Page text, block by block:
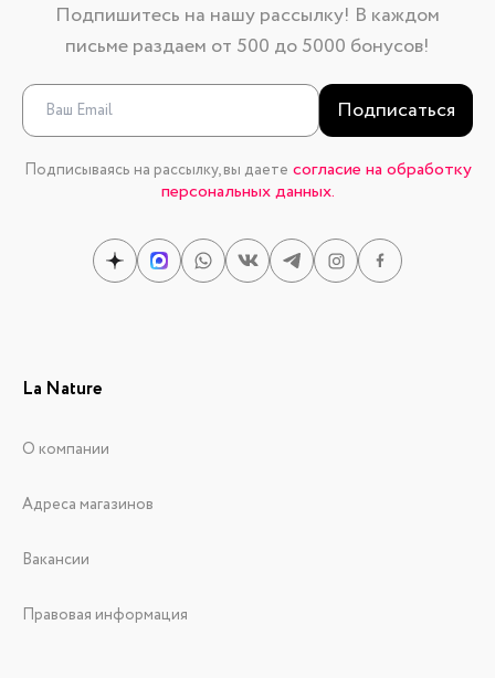
Подпишитесь на нашу рассылку! В каждом
письме раздаем от 500 до 5000 бонусов!
Подписаться
Подписываясь на рассылку, вы даете согласие на обработку
персональных данных.
La Nature
О компании
Адреса магазинов
Вакансии
Правовая информация